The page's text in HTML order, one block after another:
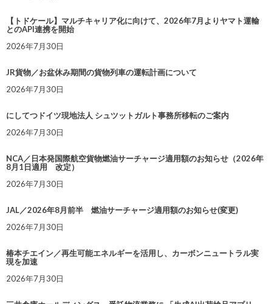
【トドケール】マルチキャリア化に向けて、2026年7月よりヤマト運輸
とのAPI連携を開始
2026年7月30日
JR貨物／お盆休み期間の貨物列車の運転計画について
2026年7月30日
にしてつドイツ現地法人 シュツットガルト事務所移転のご案内
2026年7月30日
NCA／日本発国際航空貨物燃油サーチャージ適用額のお知らせ（2026年
8月1日適用 改定）
2026年7月30日
JAL／2026年8月前半 燃油サーチャージ適用額のお知らせ(変更)
2026年7月30日
椿本チエイン／再生可能エネルギーを活用し、カーボンニュートラル実
現を加速
2026年7月30日